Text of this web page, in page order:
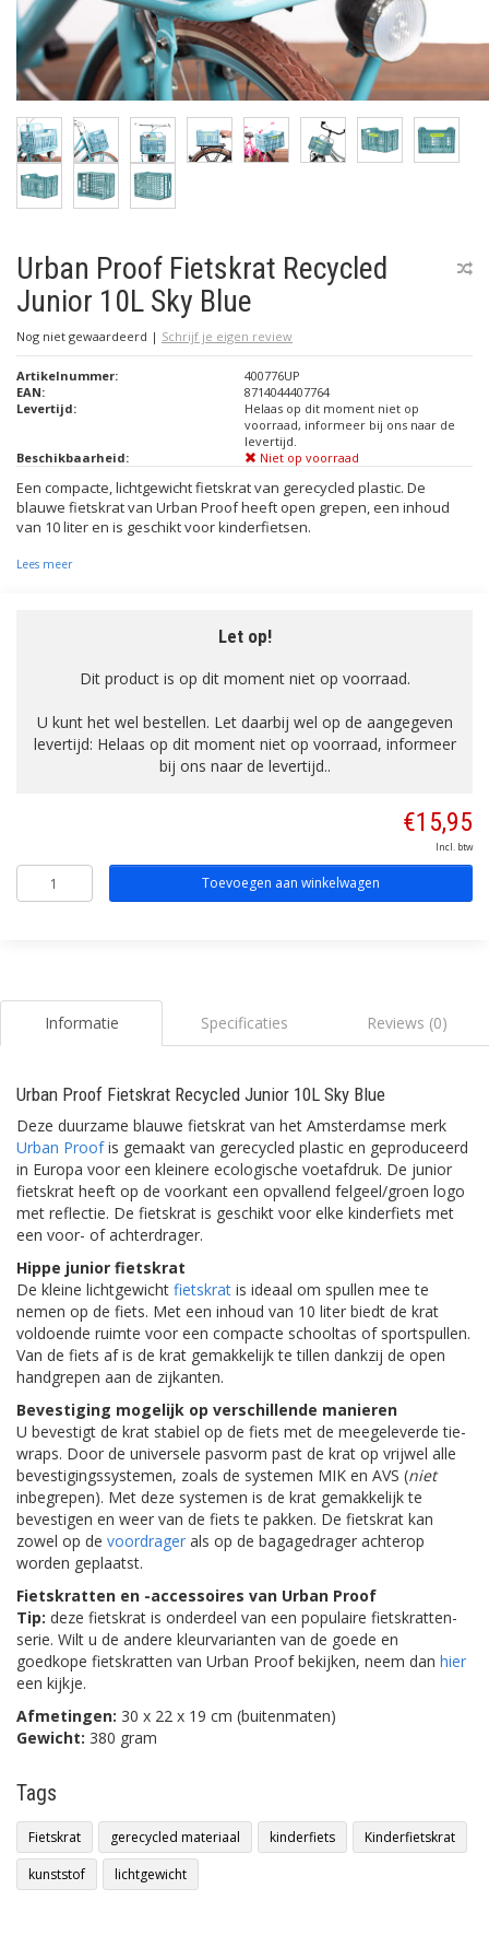
Urban Proof Fietskrat Recycled
Junior 10L Sky Blue
Nog niet gewaardeerd | Schrijf je eigen review
Artikelnummer:
400776UP
EAN:
8714044407764
Levertijd:
Helaas op dit moment niet op
voorraad, informeer bij ons naar de
levertijd.
Beschikbaarheid:
Niet op voorraad
Een compacte, lichtgewicht fietskrat van gerecycled plastic. De
blauwe fietskrat van Urban Proof heeft open grepen, een inhoud
van 10 liter en is geschikt voor kinderfietsen.
Lees meer
Let op!
Dit product is op dit moment niet op voorraad.
U kunt het wel bestellen. Let daarbij wel op de aangegeven
levertijd: Helaas op dit moment niet op voorraad, informeer
bij ons naar de levertijd..
€15,95
Incl. btw
Toevoegen aan winkelwagen
Informatie Specificaties Reviews (0)
Urban Proof Fietskrat Recycled Junior 10L Sky Blue
Deze duurzame blauwe fietskrat van het Amsterdamse merk
Urban Proofis gemaakt van gerecycled plastic en geproduceerd
in Europa voor een kleinere ecologische voetafdruk. De junior
fietskrat heeft op de voorkant een opvallend felgeel/groen logo
met reflectie. De fietskrat is geschikt voor elke kinderfiets met
een voor- of achterdrager.
Hippe junior fietskrat
De kleine lichtgewicht fietskrat is ideaal om spullen mee te
nemen op de fiets. Met een inhoud van 10 liter biedt de krat
voldoende ruimte voor een compacte schooltas of sportspullen.
Van de fiets af is de krat gemakkelijk te tillen dankzij de open
handgrepen aan de zijkanten.
Bevestiging mogelijk op verschillende manieren
U bevestigt de krat stabiel op de fiets met de meegeleverde tie-
wraps. Door de universele pasvorm past de krat op vrijwel alle
bevestigingssystemen, zoals de systemen MIK en AVS (niet
inbegrepen). Met deze systemen is de krat gemakkelijk te
bevestigen en weer van de fiets te pakken. De fietskrat kan
zowel op de voordrager als op de bagagedrager achterop
worden geplaatst.
Fietskratten en -accessoires van Urban Proof
Tip: deze fietskrat is onderdeel van een populaire fietskratten-
serie. Wilt u de andere kleurvarianten van de goede en
goedkope fietskratten van Urban Proof bekijken, neem dan hier
een kijkje.
Afmetingen: 30 x 22 x 19 cm (buitenmaten)
Gewicht: 380 gram
Tags
Fietskrat gerecycled materiaal kinderfiets
Kinderfietskrat
kunststof
lichtgewicht